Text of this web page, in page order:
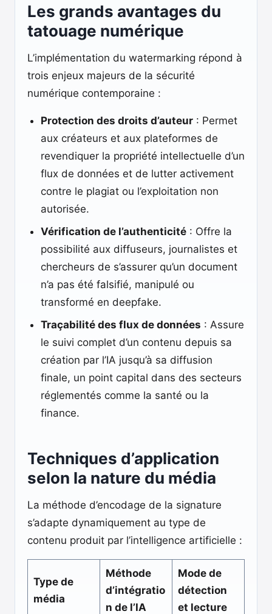
Les grands avantages du
tatouage numérique
L’implémentation du watermarking répond à
trois enjeux majeurs de la sécurité
numérique contemporaine :
Protection des droits d’auteur : Permet
aux créateurs et aux plateformes de
revendiquer la propriété intellectuelle d’un
flux de données et de lutter activement
contre le plagiat ou l’exploitation non
autorisée.
Vérification de l’authenticité : Offre la
possibilité aux diffuseurs, journalistes et
chercheurs de s’assurer qu’un document
n’a pas été falsifié, manipulé ou
transformé en deepfake.
Traçabilité des flux de données : Assure
le suivi complet d’un contenu depuis sa
création par l’IA jusqu’à sa diffusion
finale, un point capital dans des secteurs
réglementés comme la santé ou la
finance.
Techniques d’application
selon la nature du média
La méthode d’encodage de la signature
s’adapte dynamiquement au type de
contenu produit par l’intelligence artificielle :
Type de
média
Méthode
d’intégratio
n de l’IA
Mode de
détection
et lecture